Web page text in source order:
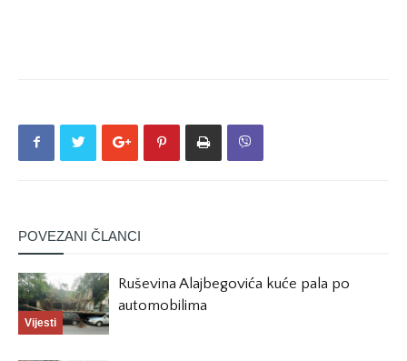
POVEZANI ČLANCI
Vijesti
Ruševina Alajbegovića kuće pala po
automobilima